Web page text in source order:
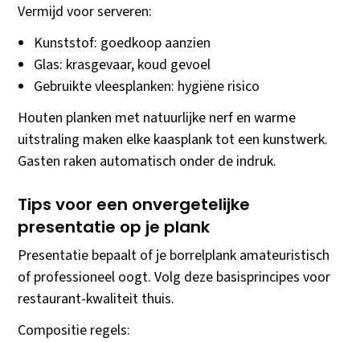
Vermijd voor serveren:
Kunststof: goedkoop aanzien
Glas: krasgevaar, koud gevoel
Gebruikte vleesplanken: hygiëne risico
Houten planken met natuurlijke nerf en warme
uitstraling maken elke kaasplank tot een kunstwerk.
Gasten raken automatisch onder de indruk.
Tips voor een onvergetelijke
presentatie op je plank
Presentatie bepaalt of je borrelplank amateuristisch
of professioneel oogt. Volg deze basisprincipes voor
restaurant-kwaliteit thuis.
Compositie regels: